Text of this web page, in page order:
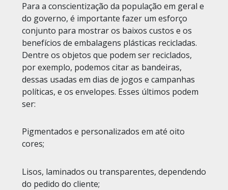
Para a conscientização da população em geral e
do governo, é importante fazer um esforço
conjunto para mostrar os baixos custos e os
benefícios de embalagens plásticas recicladas.
Dentre os objetos que podem ser reciclados,
por exemplo, podemos citar as bandeiras,
dessas usadas em dias de jogos e campanhas
políticas, e os envelopes. Esses últimos podem
ser:
Pigmentados e personalizados em até oito
cores;
Lisos, laminados ou transparentes, dependendo
do pedido do cliente;